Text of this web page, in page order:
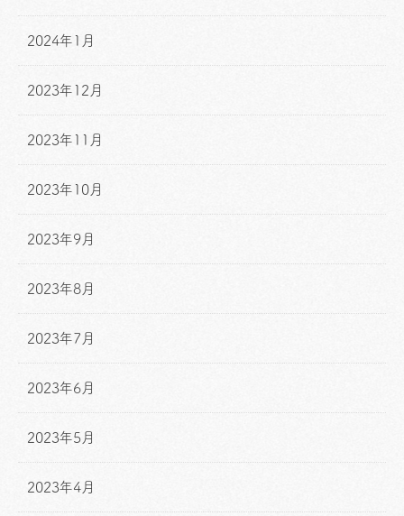
2024年1月
2023年12月
2023年11月
2023年10月
2023年9月
2023年8月
2023年7月
2023年6月
2023年5月
2023年4月